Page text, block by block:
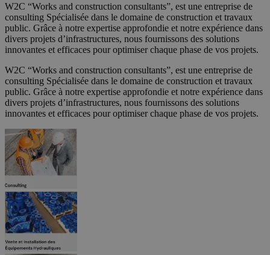
W2C “Works and construction consultants”, est une entreprise de
consulting Spécialisée dans le domaine de construction et travaux
public. Grâce à notre expertise approfondie et notre expérience dans
divers projets d’infrastructures, nous fournissons des solutions
innovantes et efficaces pour optimiser chaque phase de vos projets.
W2C “Works and construction consultants”, est une entreprise de
consulting Spécialisée dans le domaine de construction et travaux
public. Grâce à notre expertise approfondie et notre expérience dans
divers projets d’infrastructures, nous fournissons des solutions
innovantes et efficaces pour optimiser chaque phase de vos projets.